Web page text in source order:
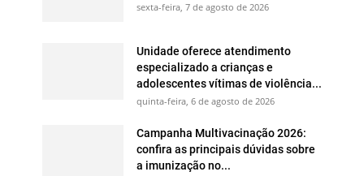
sexta-feira, 7 de agosto de 2026
Unidade oferece atendimento
especializado a crianças e
adolescentes vítimas de violência...
quinta-feira, 6 de agosto de 2026
Campanha Multivacinação 2026:
confira as principais dúvidas sobre
a imunização no...